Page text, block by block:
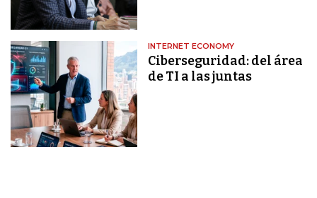
INTERNET ECONOMY
Ciberseguridad: del área
de TI a las juntas